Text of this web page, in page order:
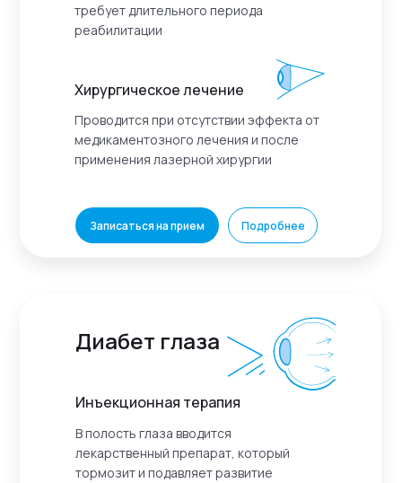
Диабет глаза
Записаться на прием Подробнее
Инъекционная терапия
В полость глаза вводится
лекарственный препарат, который
тормозит и подавляет развитие
требует длительного периода
реабилитации
Хирургическое лечение
Проводится при отсутствии эффекта от
медикаментозного лечения и после
применения лазерной хирургии